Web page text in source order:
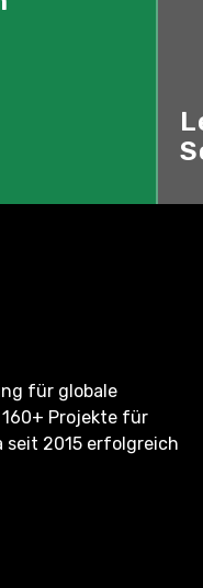
für globale
Projekte für
seit 2015 erfolgreich